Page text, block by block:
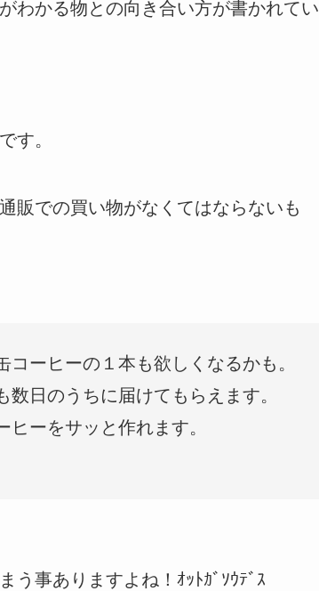
わかる物との向き合い方が書かれてい
す。
販での買い物がなくてはならないも
ーヒーの１本も欲しくなるかも。
日のうちに届けてもらえます。
ーをサッと作れます。
う事ありますよね！ｵｯﾄｶﾞｿｳﾃﾞｽ